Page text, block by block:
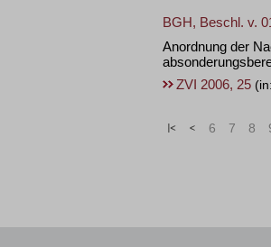
BGH, Beschl. v.
Anordnung der
ZVI 2006, 25
« < 6 7 8